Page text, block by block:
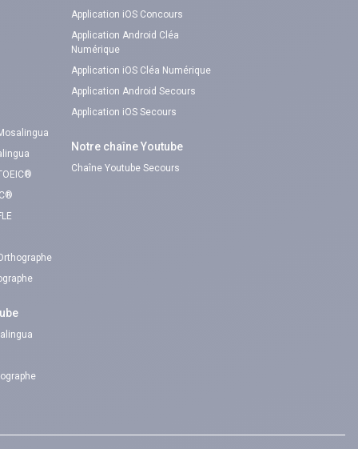
Application iOS Concours
Application Android Cléa
Numérique
Application iOS Cléa Numérique
Application Android Secours
Application iOS Secours
Notre chaîne Youtube
Chaîne Youtube Secours